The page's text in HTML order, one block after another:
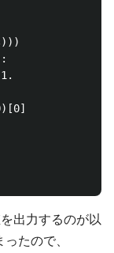
出力するのが以
たので、